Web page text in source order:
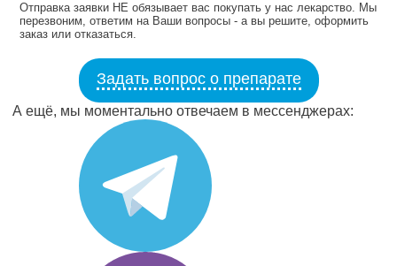
Отправка заявки НЕ обязывает вас покупать у нас лекарство. Мы
перезвоним, ответим на Ваши вопросы - а вы решите, оформить
заказ или отказаться.
Задать вопрос о препарате
А ещё, мы моментально отвечаем в мессенджерах: